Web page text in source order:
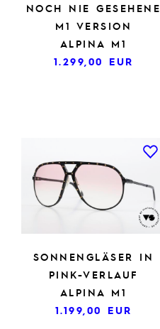
NOCH NIE GESEHENE
M1 VERSION
ALPINA M1
1.299,00 EUR
SONNENGLÄSER IN
PINK-VERLAUF
ALPINA M1
1.199,00 EUR